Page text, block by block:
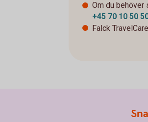
Om du behöver
+45 70 10 50
Falck TravelCare